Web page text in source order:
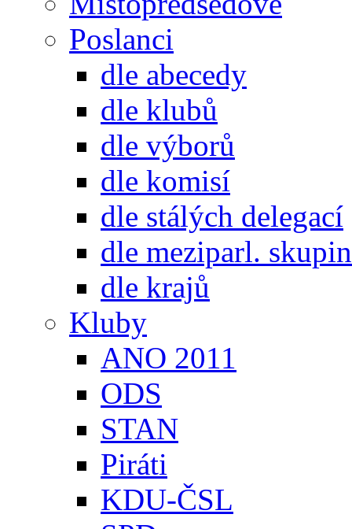
Poslanci
dle abecedy
dle klubů
dle výborů
dle komisí
dle stálých delegací
dle meziparl. skupin
dle krajů
Kluby
ANO 2011
ODS
STAN
Piráti
KDU-ČSL